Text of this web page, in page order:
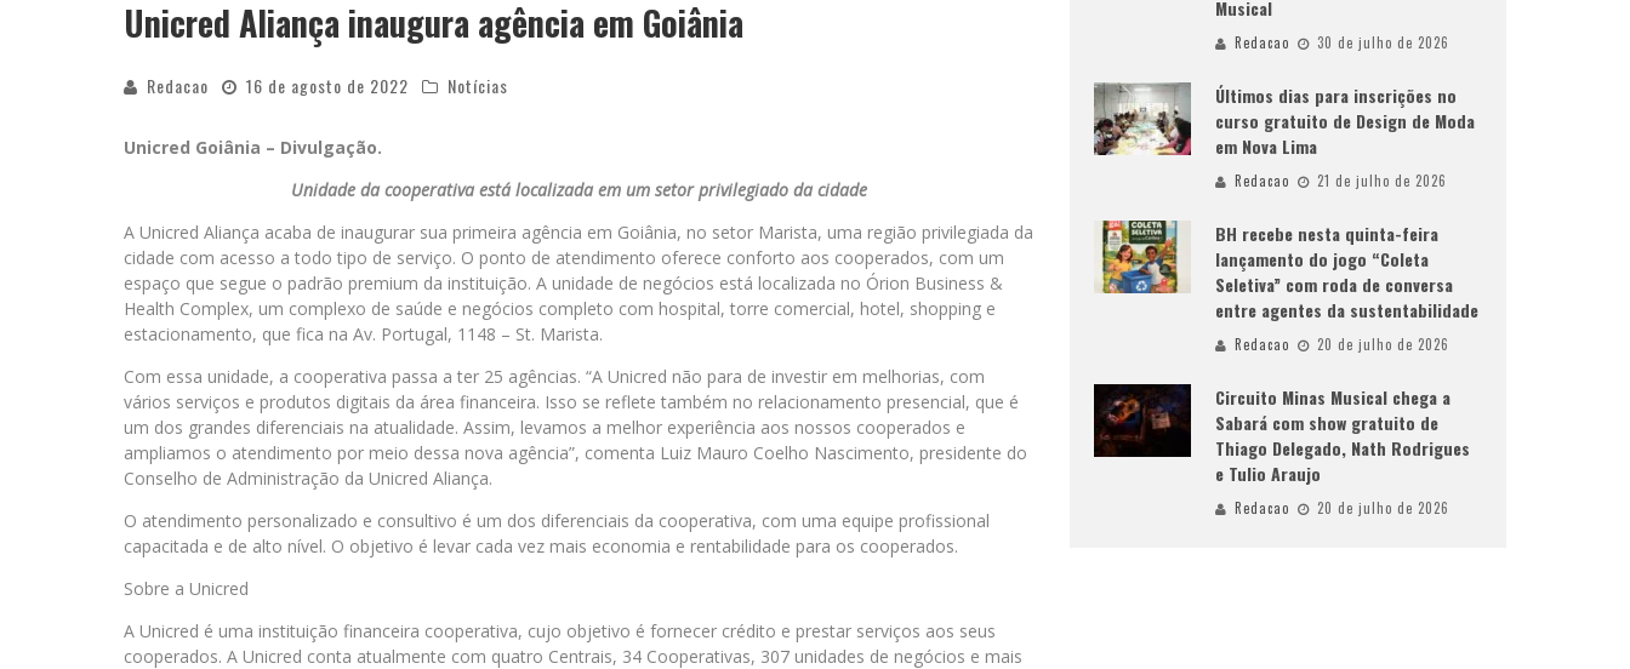
Unicred Aliança inaugura agência em Goiânia
Redacao 16 de agosto de 2022 Notícias
Unicred Goiânia – Divulgação.
Unidade da cooperativa está localizada em um setor privilegiado da cidade
A Unicred Aliança acaba de inaugurar sua primeira agência em Goiânia, no setor Marista, uma região privilegiada da
cidade com acesso a todo tipo de serviço. O ponto de atendimento oferece conforto aos cooperados, com um
espaço que segue o padrão premium da instituição. A unidade de negócios está localizada no Órion Business &
Health Complex, um complexo de saúde e negócios completo com hospital, torre comercial, hotel, shopping e
estacionamento, que fica na Av. Portugal, 1148 – St. Marista.
Com essa unidade, a cooperativa passa a ter 25 agências. “A Unicred não para de investir em melhorias, com
vários serviços e produtos digitais da área financeira. Isso se reflete também no relacionamento presencial, que é
um dos grandes diferenciais na atualidade. Assim, levamos a melhor experiência aos nossos cooperados e
ampliamos o atendimento por meio dessa nova agência”, comenta Luiz Mauro Coelho Nascimento, presidente do
Conselho de Administração da Unicred Aliança.
O atendimento personalizado e consultivo é um dos diferenciais da cooperativa, com uma equipe profissional
capacitada e de alto nível. O objetivo é levar cada vez mais economia e rentabilidade para os cooperados.
Sobre a Unicred
A Unicred é uma instituição financeira cooperativa, cujo objetivo é fornecer crédito e prestar serviços aos seus
cooperados. A Unicred conta atualmente com quatro Centrais, 34 Cooperativas, 307 unidades de negócios e mais
Musical
Redacao 30 de julho de 2026
Últimos dias para inscrições no
curso gratuito de Design de Moda
em Nova Lima
Redacao 21 de julho de 2026
BH recebe nesta quinta-feira
lançamento do jogo “Coleta
Seletiva” com roda de conversa
entre agentes da sustentabilidade
Redacao 20 de julho de 2026
Circuito Minas Musical chega a
Sabará com show gratuito de
Thiago Delegado, Nath Rodrigues
e Tulio Araujo
Redacao 20 de julho de 2026